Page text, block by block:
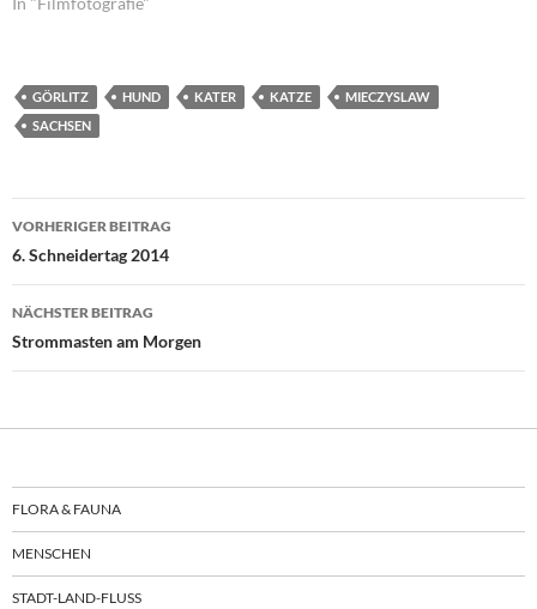
GÖRLITZ HUND KATER KATZE
MIECZYSLAW
SACHSEN
Beitragsnavigation
VORHERIGER BEITRAG
6. Schneidertag 2014
NÄCHSTER BEITRAG
Strommasten am Morgen
FLORA & FAUNA
MENSCHEN
STADT-LAND-FLUSS